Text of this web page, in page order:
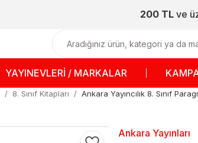
200 TLve
YAYINEVLERİ / MARKALAR
8. Sınıf Kitapları Ankara Yayıncılık 8. Sınıf
Ankara Yayınları